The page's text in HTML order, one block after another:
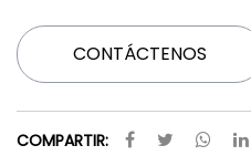
CONTÁCTENOS
COMPARTIR: